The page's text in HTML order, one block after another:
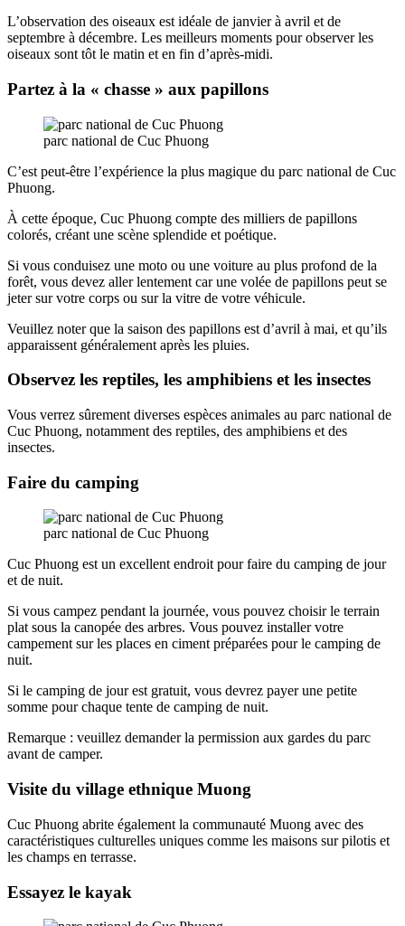
L’observation des oiseaux est idéale de janvier à avril et de
septembre à décembre. Les meilleurs moments pour observer les
oiseaux sont tôt le matin et en fin d’après-midi.
Partez à la « chasse » aux papillons
parc national de Cuc Phuong
C’est peut-être l’expérience la plus magique du parc national de Cuc
Phuong.
À cette époque, Cuc Phuong compte des milliers de papillons
colorés, créant une scène splendide et poétique.
Si vous conduisez une moto ou une voiture au plus profond de la
forêt, vous devez aller lentement car une volée de papillons peut se
jeter sur votre corps ou sur la vitre de votre véhicule.
Veuillez noter que la saison des papillons est d’avril à mai, et qu’ils
apparaissent généralement après les pluies.
Observez les reptiles, les amphibiens et les insectes
Vous verrez sûrement diverses espèces animales au parc national de
Cuc Phuong, notamment des reptiles, des amphibiens et des
insectes.
Faire du camping
parc national de Cuc Phuong
Cuc Phuong est un excellent endroit pour faire du camping de jour
et de nuit.
Si vous campez pendant la journée, vous pouvez choisir le terrain
plat sous la canopée des arbres. Vous pouvez installer votre
campement sur les places en ciment préparées pour le camping de
nuit.
Si le camping de jour est gratuit, vous devrez payer une petite
somme pour chaque tente de camping de nuit.
Remarque : veuillez demander la permission aux gardes du parc
avant de camper.
Visite du village ethnique Muong
Cuc Phuong abrite également la communauté Muong avec des
caractéristiques culturelles uniques comme les maisons sur pilotis et
les champs en terrasse.
Essayez le kayak